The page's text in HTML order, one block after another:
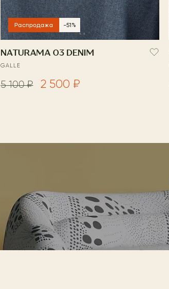
Распродажа -51%
NATURAMA 03 DENIM
GALLE
5 100 ₽ 2 500 ₽